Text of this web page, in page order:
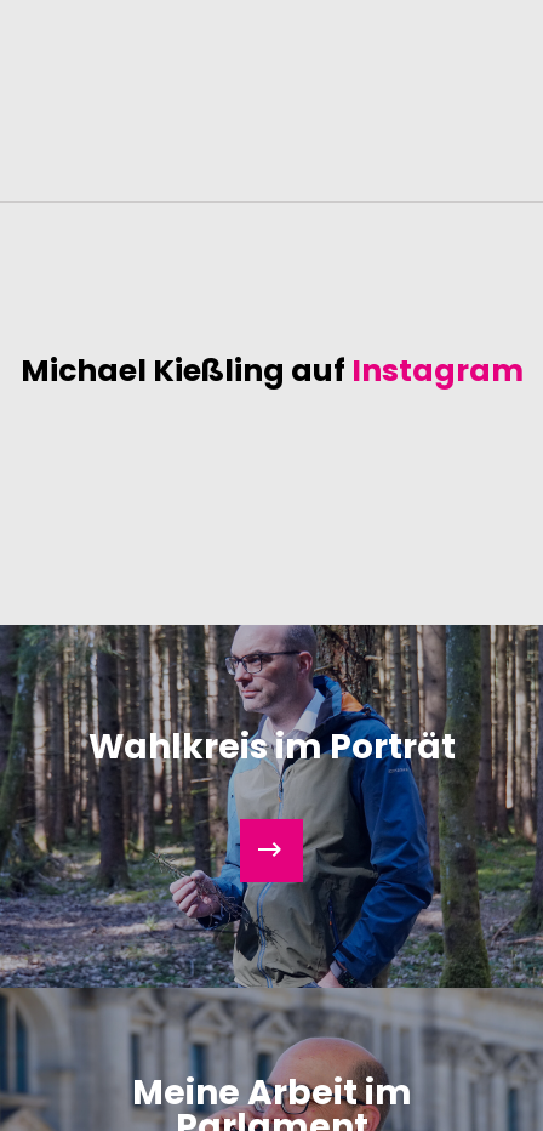
Michael Kießling auf Instagram
Wahlkreis im Porträt
Meine Arbeit im